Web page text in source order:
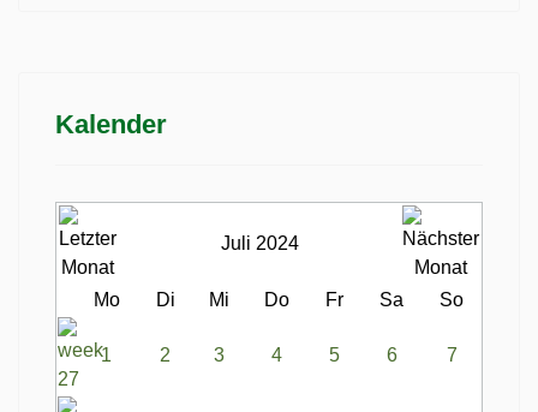
Kalender
Juli 2024
Mo Di Mi Do Fr Sa So
1 2 3 4 5 6 7